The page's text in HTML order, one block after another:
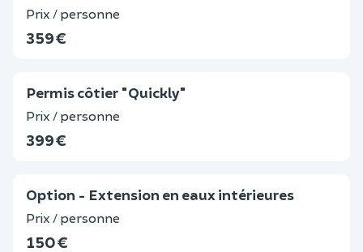
Prix / personne
359 €
Permis côtier "Quickly"
Prix / personne
399 €
Option - Extension en eaux intérieures
Prix / personne
150 €